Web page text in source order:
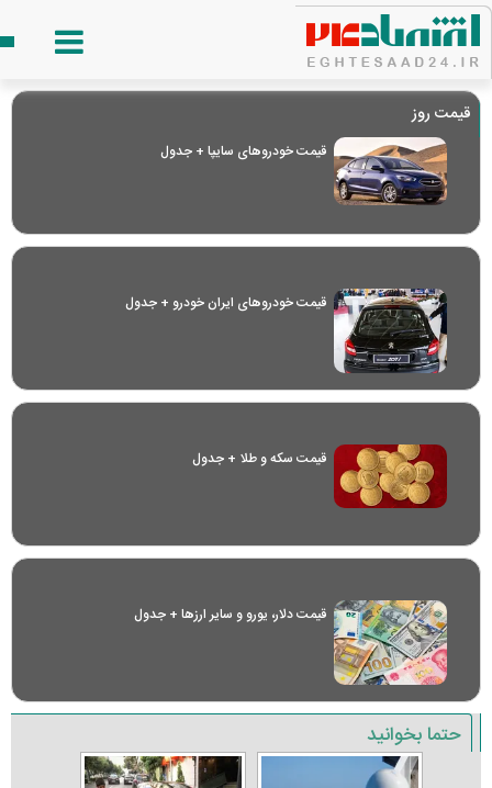
قیمت روز
قیمت خودرو‌های سایپا + جدول
قیمت خودرو‌های ایران خودرو + جدول
قیمت سکه و طلا + جدول
قیمت دلار، یورو و سایر ارز‌ها + جدول
حتما بخوانید